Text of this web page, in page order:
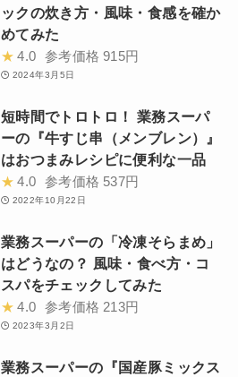
ックの炊き方・風味・食感を確か
めてみた
★ 4.0 参考価格 915円
2024年3月5日
短時間でトロトロ！ 業務スーパ
ーの『牛すじ串（メンブレン）』
はおつまみレシピに便利な一品
★ 4.0 参考価格 537円
2022年10月22日
業務スーパーの「冷凍そらまめ」
はどうなの？ 風味・食べ方・コ
スパをチェックしてみた
★ 4.0 参考価格 213円
2023年3月2日
業務スーパーの『国産豚ミックス